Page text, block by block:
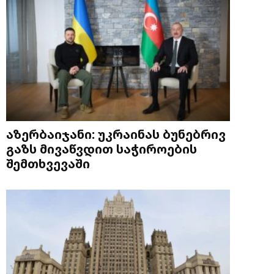
აზერბაიჯანი: უკრაინას ბუნებრივ
გაზს მივაწვდით საჭიროების
შემთხვევაში